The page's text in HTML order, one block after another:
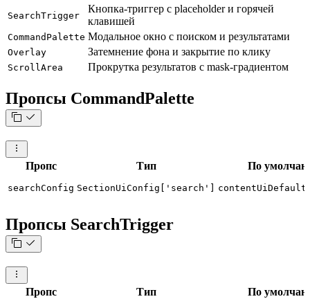
SearchTrigger
Кнопка-триггер с placeholder и горячей
клавишей
CommandPalette Модальное окно с поиском и результатами
Overlay Затемнение фона и закрытие по клику
ScrollArea Прокрутка результатов с mask-градиентом
Пропсы CommandPalette
Пропс Тип По
searchConfig SectionUiConfig['search']
Пропсы SearchTrigger
Пропс Тип По